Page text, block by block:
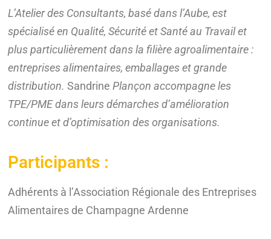
L’Atelier des Consultants, basé dans l’Aube, est
spécialisé en Qualité, Sécurité et Santé au Travail et
plus particulièrement dans la filière agroalimentaire :
entreprises alimentaires, emballages et grande
distribution.Sandrine Plançon accompagne les
TPE/PME dans leurs démarches d’amélioration
continue et d’optimisation des organisations.
Participants :
Adhérents à l’Association Régionale des Entreprises
Alimentaires de Champagne Ardenne